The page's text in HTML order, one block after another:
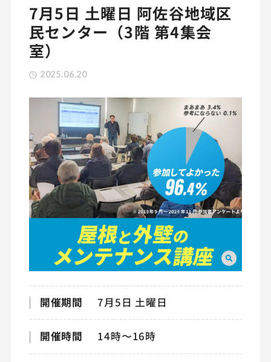
7月5日 土曜日 阿佐谷地域区
民センター（3階 第4集会
室）
2025.06.20
開催期間 7月5日 土曜日
開催時間 14時〜16時